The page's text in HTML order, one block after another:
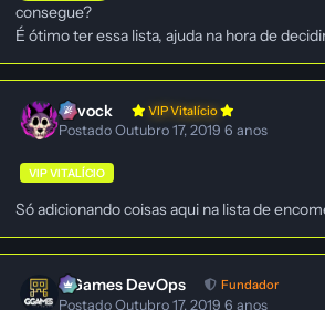
consegue?
É ótimo ter essa lista, ajuda na hora de
Ravock VIP Vitalício
PostadoOutubro 17, 20196 anos
VIP VITALÍCIO
Só adicionando coisas aqui na lista de
GGames DevOps Fundador
PostadoOutubro 17, 20196 anos